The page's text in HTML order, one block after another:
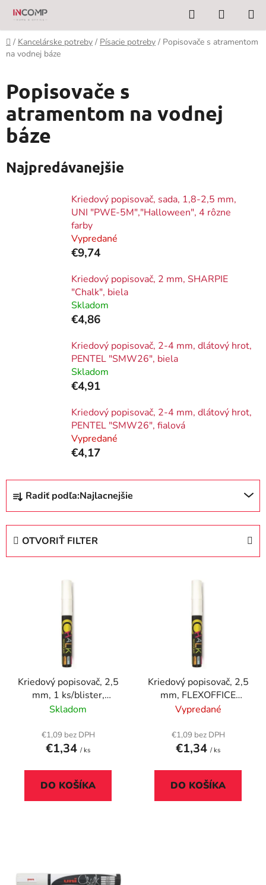
Prejsť
obsah
Hľadať
KOŠÍK
Domov
/ Kancelárske potreby / Písacie potreby / Popisovače s atramentom
na vodnej báze
Popisovače s
atramentom na vodnej
báze
Najpredávanejšie
Kriedový popisovač, sada, 1,8-2,5 mm,
UNI "PWE-5M","Halloween", 4 rôzne
farby
Vypredané
€9,74
Kriedový popisovač, 2 mm, SHARPIE
"Chalk", biela
Skladom
€4,86
Kriedový popisovač, 2-4 mm, dlátový hrot,
PENTEL "SMW26", biela
Skladom
€4,91
Kriedový popisovač, 2-4 mm, dlátový hrot,
PENTEL "SMW26", fialová
Vypredané
€4,17
R
d
Radiť podľa:Najlacnejšie
OTVORIŤ FILTER
Kriedový popisovač, 2,5
mm, 1 ks/blister,
FLEXOFFICE
Skladom
€1,09 bez DPH
€1,34 / ks
DO KOŠÍKA
Kriedový popisovač, 2,5
mm, FLEXOFFICE
"Chalkmarker", biely
Vypredané
€1,09 bez DPH
€1,34 / ks
DO KOŠÍKA